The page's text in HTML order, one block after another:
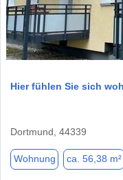
Hier fühlen Sie sich
Dortmund, 44339
Wohnung ca. 56,38 m²